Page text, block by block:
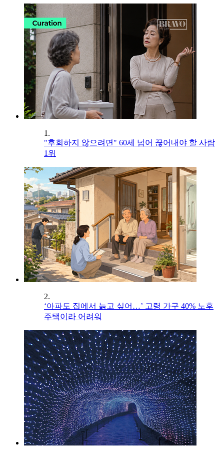
1.
"후회하지 않으려면" 60세 넘어 끊어내야 할 사람
1위
2.
‘아파도 집에서 늙고 싶어…’ 고령 가구 40% 노후
주택이라 어려워